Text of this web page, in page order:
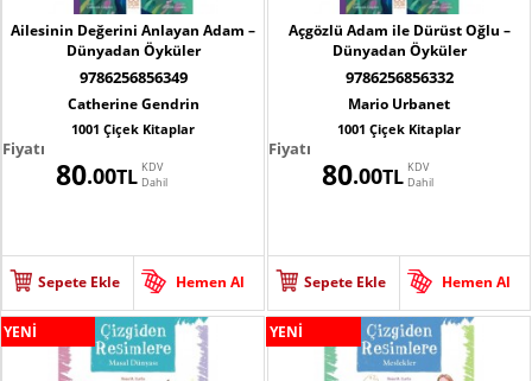
Ailesinin Değerini Anlayan Adam –
Dünyadan Öyküler
9786256856349
Catherine Gendrin
1001 Çiçek Kitaplar
Fiyatı
KDV
Dahil
TL
.00
80
Hemen Al
Sepete Ekle
Açgözlü Adam ile Dürüst Oğlu –
Dünyadan Öyküler
9786256856332
Mario Urbanet
1001 Çiçek Kitaplar
Fiyatı
KDV
Dahil
TL
.00
80
Hemen Al
Sepete Ekle
YENİ YENİ